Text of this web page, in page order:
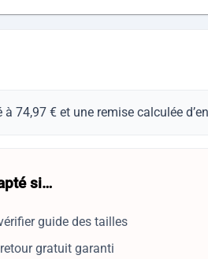
€ et une remise calculée
si…
guide des tailles
retour gratuit garanti